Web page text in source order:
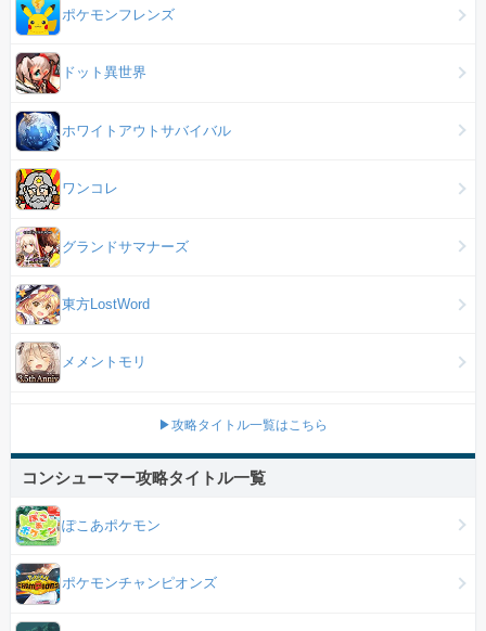
ポケモンフレンズ
ドット異世界
ホワイトアウトサバイバル
ワンコレ
グランドサマナーズ
東方LostWord
メメントモリ
▶攻略タイトル一覧はこちら
コンシューマー攻略タイトル一覧
ぽこあポケモン
ポケモンチャンピオンズ